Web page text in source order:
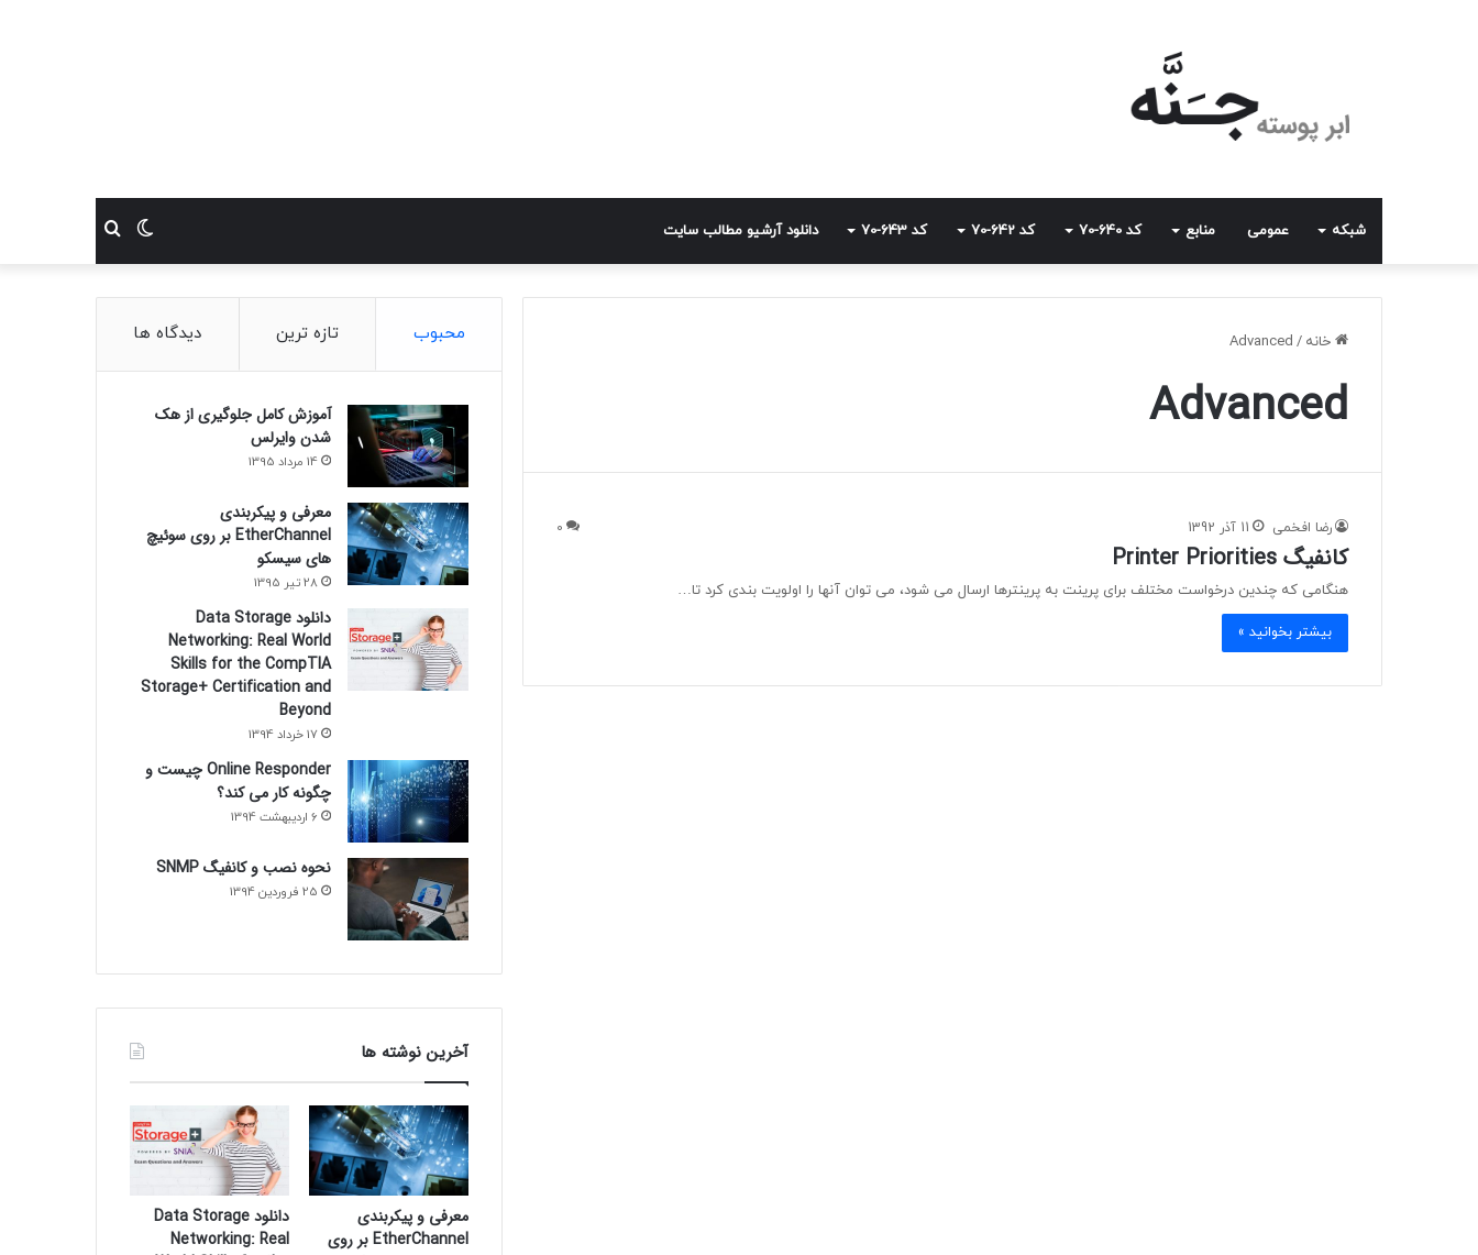
شبکه عمومی منابع کد 640-70 کد 642-70 کد 643-70 دانلود آرشیو مطالب سایت جستجو
برای
تغییر
پوسته
خانه /
Advanced
Advanced
رضا افخمی 11 آذر 1392 0
کانفیگ Printer Priorities
هنگامی که چندین درخواست مختلف برای پرینت به پرینترها ارسال می شود، می توان آنها را اولویت بندی کرد تا…
بیشتر بخوانید »
محبوب تازه ترین دیدگاه ها
آموزش کامل جلوگیری از هک
شدن وایرلس
14 مرداد 1395
معرفی و پیکربندی
EtherChannel بر روی سوئیچ
های سیسکو
28 تیر 1395
دانلود Data Storage
Networking: Real World
Skills for the CompTIA
Storage+ Certification and
Beyond
17 خرداد 1394
Online Responder چیست و
چگونه کار می کند؟
6 اردیبهشت 1394
نحوه نصب و کانفیگ SNMP
25 فروردین 1394
آخرین نوشته ها
معرفی و پیکربندی
EtherChannel بر روی
دانلود Data Storage
Networking: Real